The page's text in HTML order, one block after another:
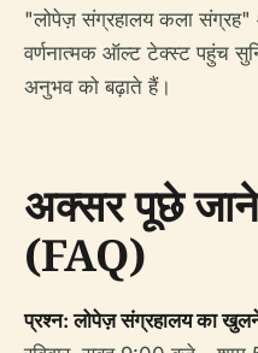
"लोपेज़ संग्रहालय कला
वर्णनात्मक ऑल्ट टेक्स्ट पहुंच
अनुभव को बढ़ाते हैं।
अक्सर पूछे
(FAQ)
प्रश्न: लोपेज़ संग्रहालय का